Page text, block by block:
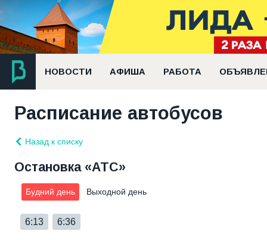
НОВОСТИ АФИША РАБОТА
Расписание автобусов
Назад к списку
Остановка «АТС»
Будний день Выходной день
6:13 6:36